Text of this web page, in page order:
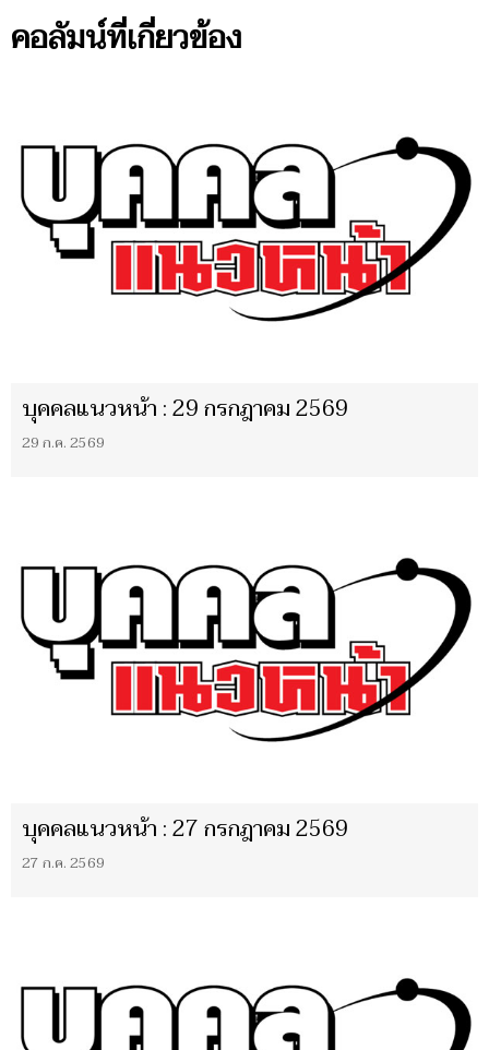
คอลัมน์ที่เกี่ยวข้อง
บุคคลแนวหน้า : 29 กรกฎาคม 2569
29 ก.ค. 2569
บุคคลแนวหน้า : 27 กรกฎาคม 2569
27 ก.ค. 2569